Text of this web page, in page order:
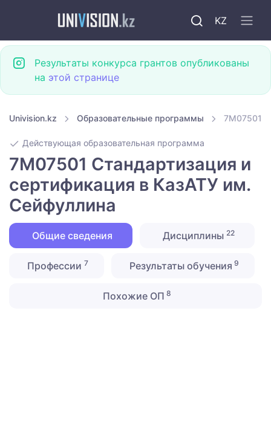
KZ
Результаты конкурса грантов опубликованы
на этой странице
Univision.kz Образовательные программы 7M07501
Действующая образовательная программа
7M07501 Стандартизация и
сертификация в КазАТУ им.
Сейфуллина
Общие сведения Дисциплины 22
Профессии 7 Результаты обучения 9
Похожие ОП 8